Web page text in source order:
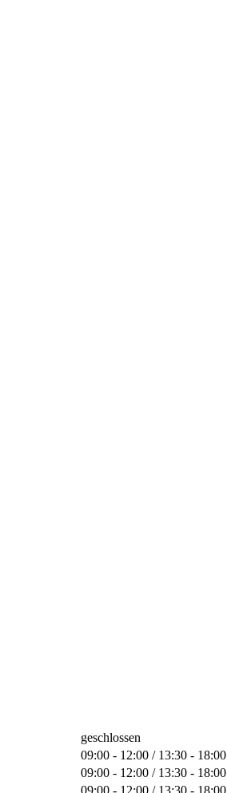
geschlossen
09:00 - 12:00 / 13:30 - 18:00
09:00 - 12:00 / 13:30 - 18:00
09:00 - 12:00 / 13:30 - 18:00